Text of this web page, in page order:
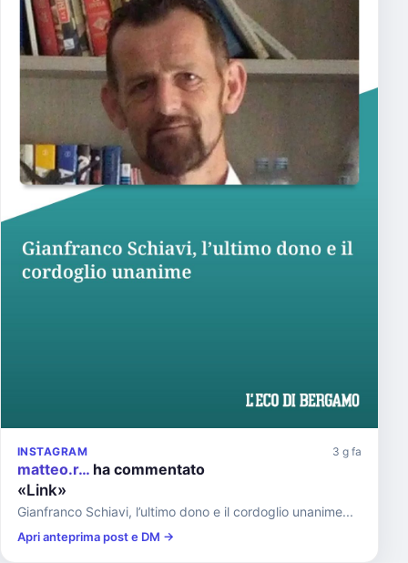
INSTAGRAM 3 g fa
matteo.r… ha commentato
«Link»
Gianfranco Schiavi, l’ultimo dono e il cordoglio unanime...
Apri anteprima post e DM →